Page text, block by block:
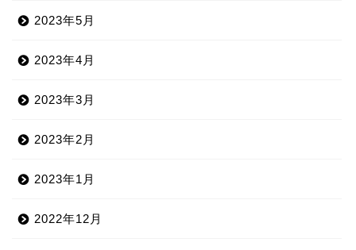
2023年5月
2023年4月
2023年3月
2023年2月
2023年1月
2022年12月